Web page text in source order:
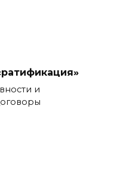
и